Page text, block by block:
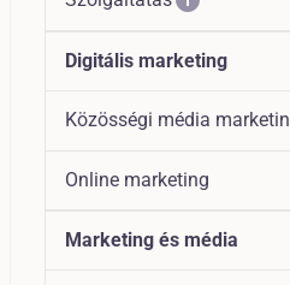
Digitális marketing
Közösségi média
Online marketing
Marketing és média